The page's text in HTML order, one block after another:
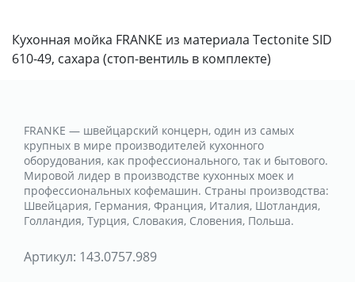
Кухонная мойка FRANKE из материала Tectonite SID
610-49, сахара (стоп-вентиль в комплекте)
FRANKE — швейцарский концерн, один из самых
крупных в мире производителей кухонного
оборудования, как профессионального, так и бытового.
Мировой лидер в производстве кухонных моек и
профессиональных кофемашин. Страны производства:
Швейцария, Германия, Франция, Италия, Шотландия,
Голландия, Турция, Словакия, Словения, Польша.
Артикул: 143.0757.989